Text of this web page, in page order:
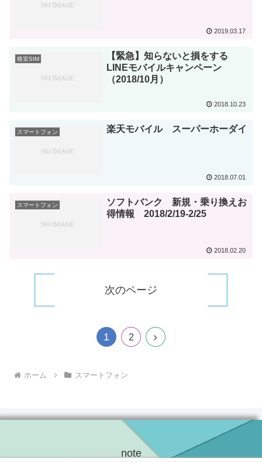
2019.03.17
格安SIM
【緊急】知らないと損をする
LINEモバイルキャンペーン
（2018/10月）
2018.10.23
スマートフォン 楽天モバイル スーパーホーダイ
2018.07.01
スマートフォン
ソフトバンク 新規・乗り換えお
得情報 2018/2/19-2/25
2018.02.20
次のページ
1 2
次
ホーム スマートフォン
note